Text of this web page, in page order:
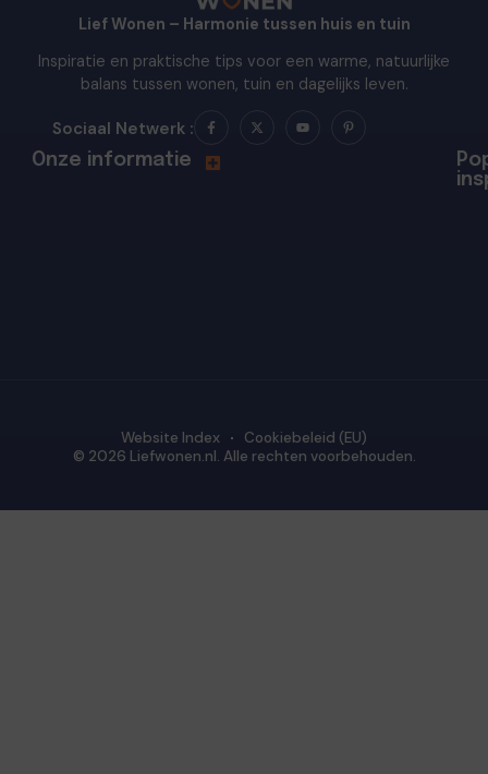
Lief Wonen – Harmonie tussen huis en tuin
Inspiratie en praktische tips voor een warme, natuurlijke
balans tussen wonen, tuin en dagelijks leven.
Sociaal Netwerk :
Onze informatie
© 2026 Liefwonen.nl. Alle rechten voorbehouden.
Website Index Cookiebeleid (EU)